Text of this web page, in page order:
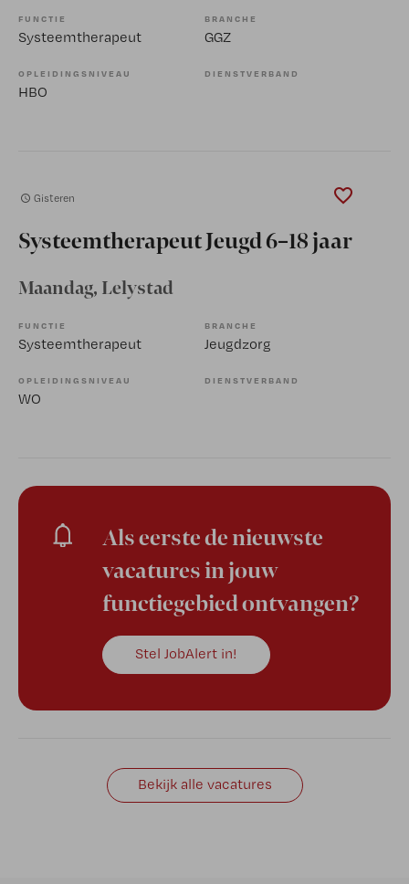
FUNCTIE
Systeemtherapeut
BRANCHE
GGZ
OPLEIDINGSNIVEAU
HBO
DIENSTVERBAND
Gisteren
Systeemtherapeut Jeugd 6–18 jaar
Maandag, Lelystad
FUNCTIE
Systeemtherapeut
BRANCHE
Jeugdzorg
OPLEIDINGSNIVEAU
WO
DIENSTVERBAND
Als eerste de nieuwste
vacatures in jouw
functiegebied ontvangen?
Stel JobAlert in!
Bekijk alle vacatures